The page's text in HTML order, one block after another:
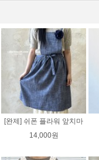
[완제] 쉬폰 플라워 앞치마
14,000원